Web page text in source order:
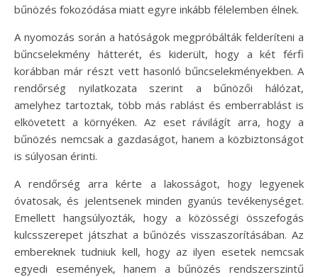
bűnözés fokozódása miatt egyre inkább félelemben élnek.
A nyomozás során a hatóságok megpróbálták felderíteni a
bűncselekmény hátterét, és kiderült, hogy a két férfi
korábban már részt vett hasonló bűncselekményekben. A
rendőrség nyilatkozata szerint a bűnözői hálózat,
amelyhez tartoztak, több más rablást és emberrablást is
elkövetett a környéken. Az eset rávilágít arra, hogy a
bűnözés nemcsak a gazdaságot, hanem a közbiztonságot
is súlyosan érinti.
A rendőrség arra kérte a lakosságot, hogy legyenek
óvatosak, és jelentsenek minden gyanús tevékenységet.
Emellett hangsúlyozták, hogy a közösségi összefogás
kulcsszerepet játszhat a bűnözés visszaszorításában. Az
embereknek tudniuk kell, hogy az ilyen esetek nemcsak
egyedi események, hanem a bűnözés rendszerszintű